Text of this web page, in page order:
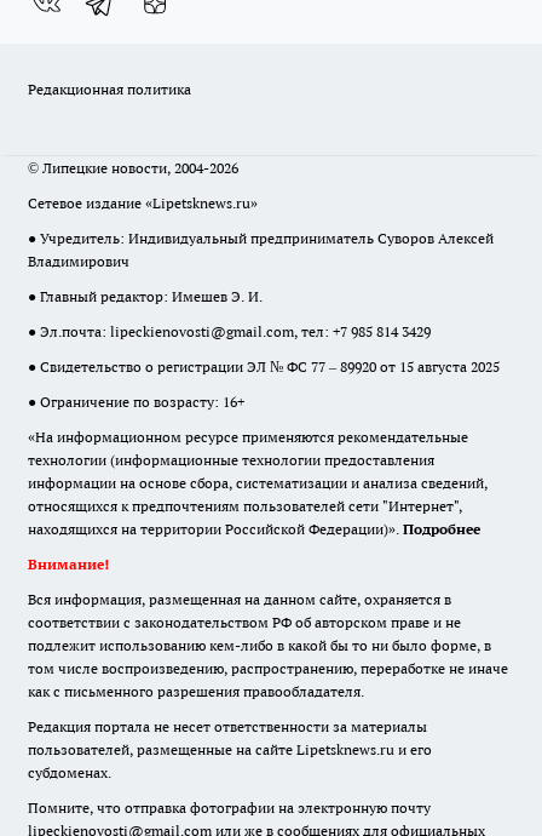
Редакционная политика
© Липецкие новости, 2004-2026
Сетевое издание «Lipetsknews.ru»
● Учредитель: Индивидуальный предприниматель Суворов Алексей
Владимирович
● Главный редактор: Имешев Э. И.
● Эл.почта: lipeckienovosti@gmail.com, тел: +7 985 814 3429
● Свидетельство о регистрации ЭЛ № ФС 77 – 89920 от 15 августа 2025
● Ограничение по возрасту: 16+
«На информационном ресурсе применяются рекомендательные
технологии (информационные технологии предоставления
информации на основе сбора, систематизации и анализа сведений,
относящихся к предпочтениям пользователей сети "Интернет",
находящихся на территории Российской Федерации)». Подробнее
Внимание!
Вся информация, размещенная на данном сайте, охраняется в
соответствии с законодательством РФ об авторском праве и не
подлежит использованию кем-либо в какой бы то ни было форме, в
том числе воспроизведению, распространению, переработке не иначе
как с письменного разрешения правообладателя.
Редакция портала не несет ответственности за материалы
пользователей, размещенные на сайте Lipetsknews.ru и его
субдоменах.
Помните, что отправка фотографии на электронную почту
lipeckienovosti@gmail.com или же в сообщениях для официальных